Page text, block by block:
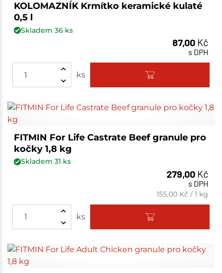
KOLOMAZNÍK Krmítko keramické kulaté
0,5 l
Skladem 36ks
87,00 Kč
s DPH
ks
FITMIN For Life Castrate Beef granule pro
kočky 1,8 kg
Skladem 31 ks
279,00 Kč
s DPH
155,00 Kč /1 kg
ks